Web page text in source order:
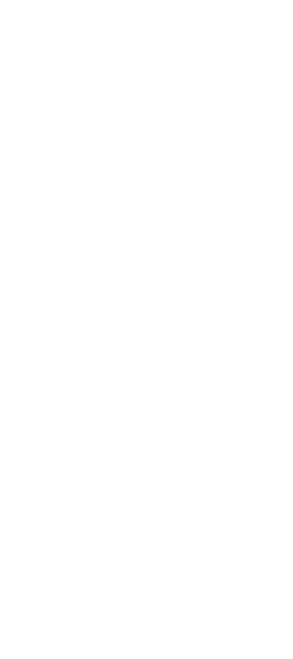
ございます。